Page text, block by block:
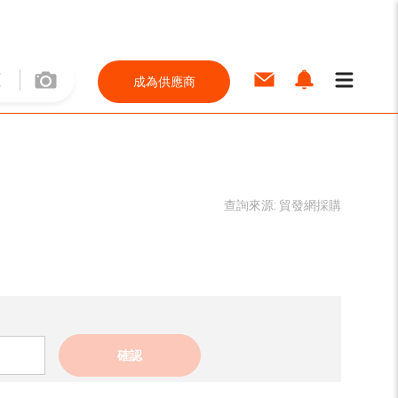
成為供應商
查詢來源: 貿發網採購
確認